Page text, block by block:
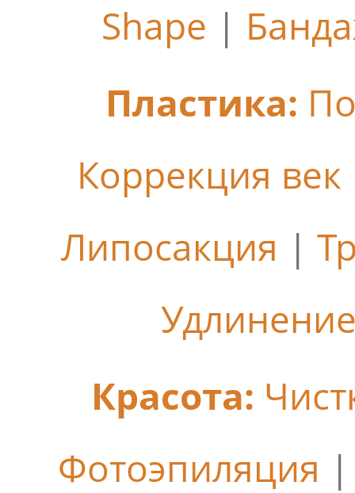
Shape |
Пластика:
Коррекция век
Липосакция |
Красота:
Фотоэпиляция